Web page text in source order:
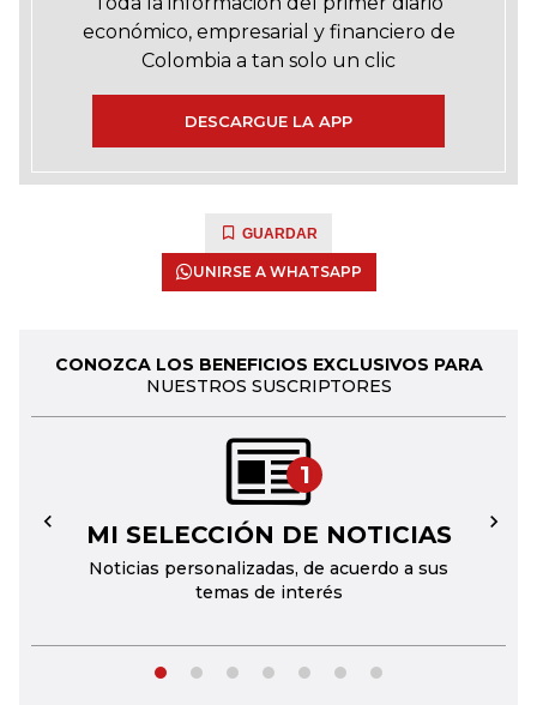
económico, empresarial y financiero de
Colombia a tan solo un clic
DESCARGUE LA APP
GUARDAR
UNIRSE A WHATSAPP
CONOZCA LOS BENEFICIOS EXCLUSIVOS PARA
NUESTROS SUSCRIPTORES
1
MI SELECCIÓN DE NOTICIAS
Noticias personalizadas, de acuerdo a sus
temas de interés
← →